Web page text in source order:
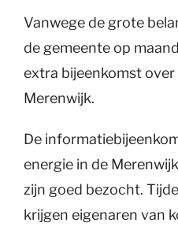
Vanwege de grote
de gemeente op
extra bijeenkomst
Merenwijk.
De
energie in de
zijn goed bezocht.
krijgen eigenaren van